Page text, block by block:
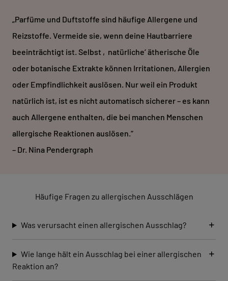
„Parfüme und Duftstoffe sind häufige Allergene und
Reizstoffe. Vermeide sie, wenn deine Hautbarriere
beeinträchtigt ist. Selbst ‚natürliche‘ ätherische Öle
oder botanische Extrakte können Irritationen, Allergien
oder Empfindlichkeit auslösen. Nur weil ein Produkt
natürlich ist, ist es nicht automatisch sicherer – es kann
auch Allergene enthalten, die bei manchen Menschen
allergische Reaktionen auslösen.“
– Dr. Nina Pendergraph
Häufige Fragen zu allergischen Ausschlägen
Was verursacht einen allergischen Ausschlag?
Wie lange hält ein Ausschlag bei einer allergischen
Reaktion an?